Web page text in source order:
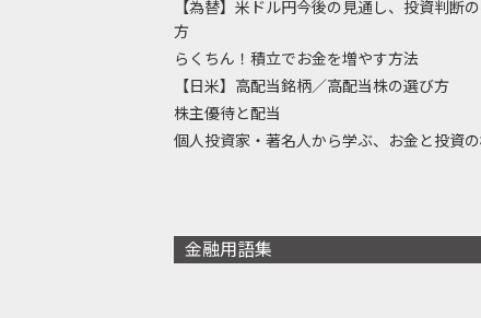
【為替】米ドル円今後の見通し、投資判断
方
らくちん！積立でお金を増やす方法
【日米】高配当銘柄／高配当株の選び方
株主優待と配当
個人投資家・著名人から学ぶ、お金と投資
金融用語集